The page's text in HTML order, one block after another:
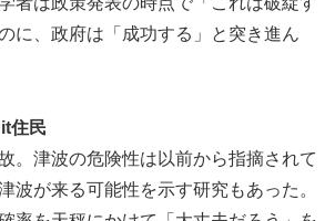
に、政府は「成功する」と突き進ん
住民
。津波の危険性は以前から指摘されて
波が来る可能性を示す研究もあった。